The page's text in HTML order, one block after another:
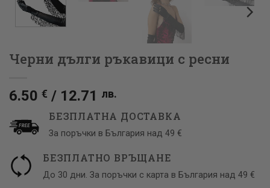
Черни дълги ръкавици с ресни
6.50 € / 12.71 лв.
БЕЗПЛАТНА ДОСТАВКА
За поръчки в България над 49 €
БЕЗПЛАТНО ВРЪЩАНЕ
До 30 дни. За поръчки с карта в България над 49 €